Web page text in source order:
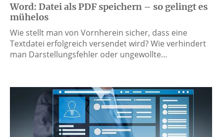
Word: Datei als PDF speichern – so gelingt es
mühelos
Wie stellt man von Vornherein sicher, dass eine
Textdatei erfolgreich versendet wird? Wie verhindert
man Darstellungsfehler oder ungewollte…